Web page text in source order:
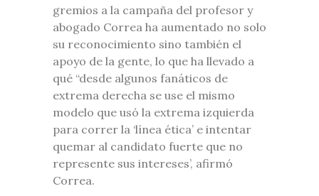
gremios a la campaña del profesor y
abogado Correa ha aumentado no solo
su reconocimiento sino también el
apoyo de la gente, lo que ha llevado a
qué “desde algunos fanáticos de
extrema derecha se use el mismo
modelo que usó la extrema izquierda
para correr la ‘línea ética’ e intentar
quemar al candidato fuerte que no
represente sus intereses’, afirmó
Correa.